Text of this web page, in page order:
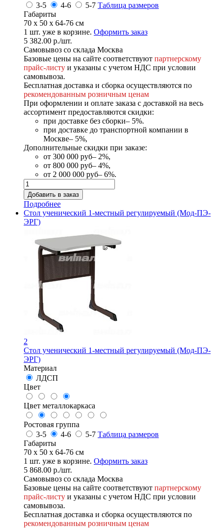
3-5
4-6 5-7 Таблица размеров
Габариты
70 x 50 x 64-76 см
1 шт. уже в корзине. Оформить заказ
5 382.00 р./шт.
Самовывоз со склада Москва
Базовые цены на сайте соответствуют партнерскому
прайс-листу и указаны с учетом НДС при условии
самовывоза.
Бесплатная доставка и сборка осуществляются по
рекомендованным розничным ценам
При оформлении и оплате заказа с доставкой на весь
ассортимент предоставляются скидки:
при доставке без сборки– 5%.
при доставке до транспортной компании в
Москве– 5%,
Дополнительные скидки при заказе:
от 300 000 руб– 2%,
от 800 000 руб– 4%,
от 2 000 000 руб– 6%.
Подробнее
Стол ученический 1-местный регулируемый (Мод-ПЭ-
ЭРГ)
2
Стол ученический 1-местный регулируемый (Мод-ПЭ-
ЭРГ)
Материал
ЛДСП
Цвет
Цвет металлокаркаса
Ростовая группа
3-5
4-6 5-7 Таблица размеров
Габариты
70 x 50 x 64-76 см
1 шт. уже в корзине. Оформить заказ
5 868.00 р./шт.
Самовывоз со склада Москва
Базовые цены на сайте соответствуют партнерскому
прайс-листу и указаны с учетом НДС при условии
самовывоза.
Бесплатная доставка и сборка осуществляются по
рекомендованным розничным ценам